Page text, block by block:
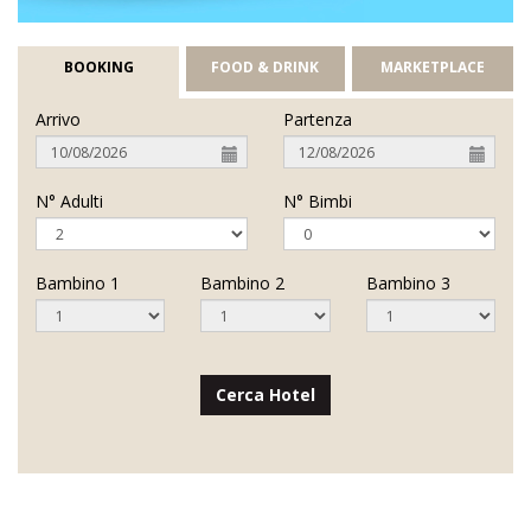
BOOKING FOOD & DRINK MARKETPLACE
Arrivo Partenza
N° Adulti N° Bimbi
Bambino 1 Bambino 2 Bambino 3
Cerca Hotel